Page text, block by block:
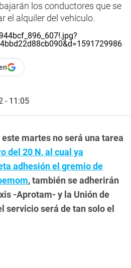
los conductores que se
el alquiler del vehículo.
- 11:05
martes no será una tarea
del 20 N, al cual ya
adhesión el gremio de
, también se adherirán
-Aprotam- y la Unión de
servicio será de tan solo el